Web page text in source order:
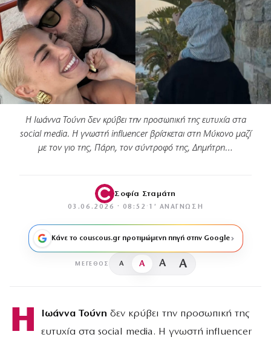
Η Ιωάννα Τούνη δεν κρύβει την προσωπική της ευτυχία στα
social media. Η γνωστή influencer βρίσκεται στη Μύκονο μαζί
με τον γιο της, Πάρη, τον σύντροφό της, Δημήτρη…
Σοφία Σταμάτη
03.06.2026 · 08:52 · 1′ ΑΝΆΓΝΩΣΗ
Κάνε το couscous.gr προτιμώμενη πηγή στην Google
ΜΈΓΕΘΟΣ A A A A
Η Ιωάννα Τούνη δεν κρύβει την προσωπική της
ευτυχία στα social media. Η γνωστή influencer